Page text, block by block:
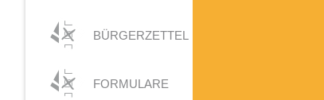
BÜRGERZETTEL
FORMULARE